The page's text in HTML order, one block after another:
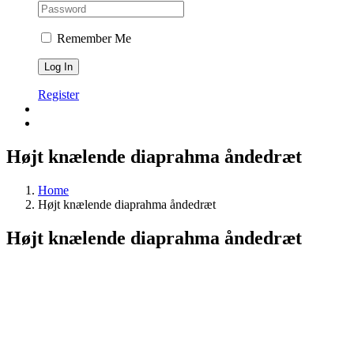
Remember Me
Register
Højt knælende diaprahma åndedræt
Home
Højt knælende diaprahma åndedræt
Højt knælende diaprahma åndedræt